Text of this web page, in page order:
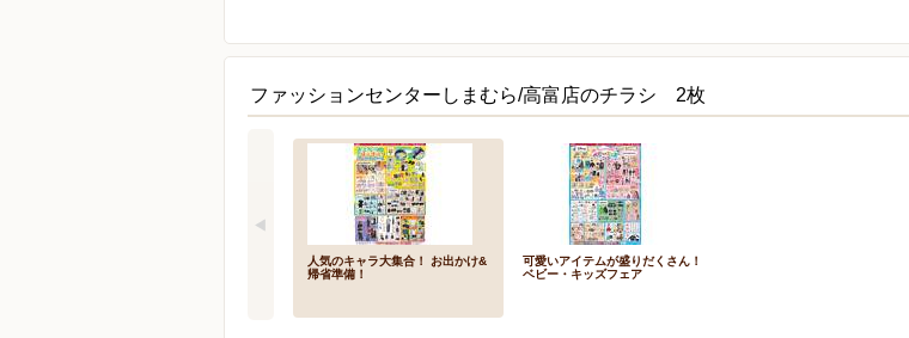
ファッションセンターしまむら/高富店のチラシ 2枚
人気のキャラ大集合！ お出かけ&
帰省準備！
可愛いアイテムが盛りだくさん！
ベビー・キッズフェア